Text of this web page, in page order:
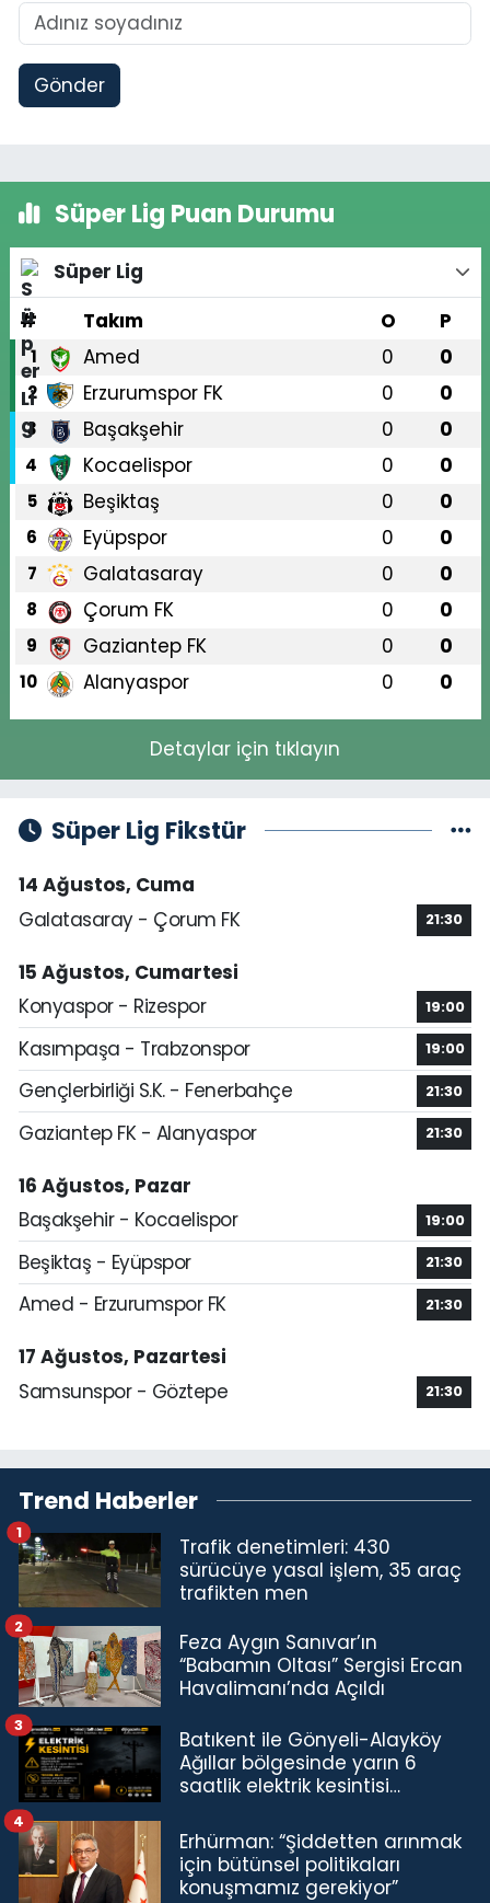
Gönder
Süper Lig Puan Durumu
Süper Lig
#
Takım O P
1 Amed 0 0
2 Erzurumspor FK 0 0
3 Başakşehir 0 0
4 Kocaelispor 0 0
5 Beşiktaş 0 0
6 Eyüpspor 0 0
7 Galatasaray 0 0
8 Çorum FK 0 0
9 Gaziantep FK 0 0
10 Alanyaspor 0 0
Detaylar için tıklayın
Süper Lig Fikstür
14 Ağustos, Cuma
Galatasaray - Çorum FK
21:30
15 Ağustos, Cumartesi
Konyaspor - Rizespor
19:00
Kasımpaşa - Trabzonspor 19:00
Gençlerbirliği S.K. - Fenerbahçe 21:30
Gaziantep FK - Alanyaspor 21:30
16 Ağustos, Pazar
Başakşehir - Kocaelispor
19:00
Beşiktaş - Eyüpspor 21:30
Amed - Erzurumspor FK 21:30
17 Ağustos, Pazartesi
Samsunspor - Göztepe
21:30
Trend Haberler
Trafik denetimleri: 430
sürücüye yasal işlem, 35 araç
trafikten men
1
Feza Aygın Sanıvar’ın
“Babamın Oltası” Sergisi Ercan
Havalimanı’nda Açıldı
2
Batıkent ile Gönyeli-Alayköy
Ağıllar bölgesinde yarın 6
saatlik elektrik kesintisi…
3
Erhürman: “Şiddetten arınmak
için bütünsel politikaları
konuşmamız gerekiyor”
4